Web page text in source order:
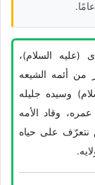
(علیه السلام)،
من أئمه الشیعه
وسیده جلیله
وقاد الأمه
نتعرّف على حیاه